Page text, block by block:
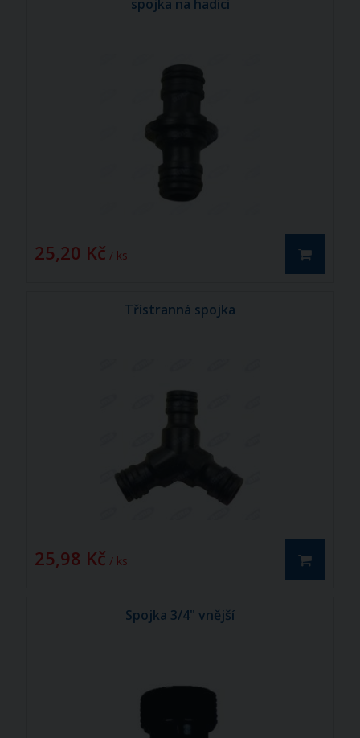
spojka na hadici
25,20 Kč / ks
Třístranná spojka
25,98 Kč / ks
Spojka 3/4" vnější